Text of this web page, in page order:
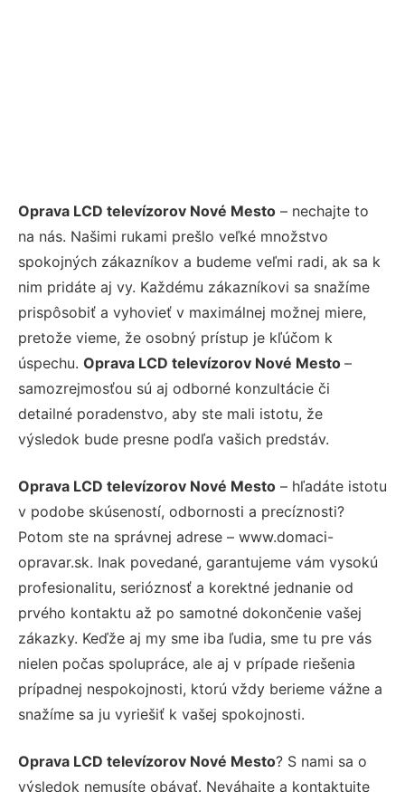
Oprava LCD televízorov Nové Mesto – nechajte to
na nás. Našimi rukami prešlo veľké množstvo
spokojných zákazníkov a budeme veľmi radi, ak sa k
nim pridáte aj vy. Každému zákazníkovi sa snažíme
prispôsobiť a vyhovieť v maximálnej možnej miere,
pretože vieme, že osobný prístup je kľúčom k
úspechu. Oprava LCD televízorov Nové Mesto –
samozrejmosťou sú aj odborné konzultácie či
detailné poradenstvo, aby ste mali istotu, že
výsledok bude presne podľa vašich predstáv.
Oprava LCD televízorov Nové Mesto – hľadáte istotu
v podobe skúseností, odbornosti a precíznosti?
Potom ste na správnej adrese – www.domaci-
opravar.sk. Inak povedané, garantujeme vám vysokú
profesionalitu, serióznosť a korektné jednanie od
prvého kontaktu až po samotné dokončenie vašej
zákazky. Keďže aj my sme iba ľudia, sme tu pre vás
nielen počas spolupráce, ale aj v prípade riešenia
prípadnej nespokojnosti, ktorú vždy berieme vážne a
snažíme sa ju vyriešiť k vašej spokojnosti.
Oprava LCD televízorov Nové Mesto? S nami sa o
výsledok nemusíte obávať. Neváhajte a kontaktujte